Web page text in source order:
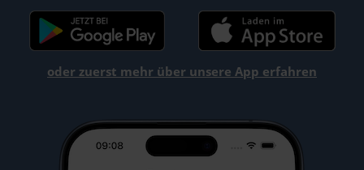
oder zuerst mehr über unsere App erfahren